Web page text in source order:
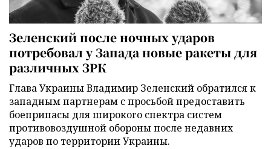
Зеленский после ночных ударов
потребовал у Запада новые ракеты для
различных ЗРК
Глава Украины Владимир Зеленский обратился к
западным партнерам с просьбой предоставить
боеприпасы для широкого спектра систем
противовоздушной обороны после недавних
ударов по территории Украины.